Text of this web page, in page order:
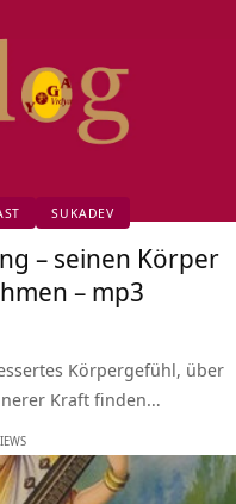
SUKADEV
– seinen Körper
– mp3
Körpergefühl, über
Kraft finden…